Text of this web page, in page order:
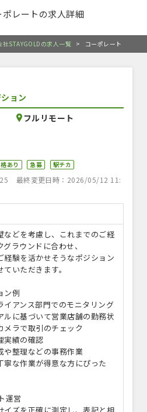
ポレートの求人詳細
社STAYGOLDの求人一覧 > コーポレート
ョン
フルリモート
あり 急募 駅チカ
最終変更日時：2026/05/12 11:
などを考慮し、これまでのご経
ラウンドに合わせ、
経験を活かせそうなポジション
ていただきます。
ン例
アンス部門でのモニタリング
ルに基づいて営業店舗の勤務状
メラで取引のチェック
実績の確認
や整理などの事務作業
寧な作業が得意な方にぴった
運営